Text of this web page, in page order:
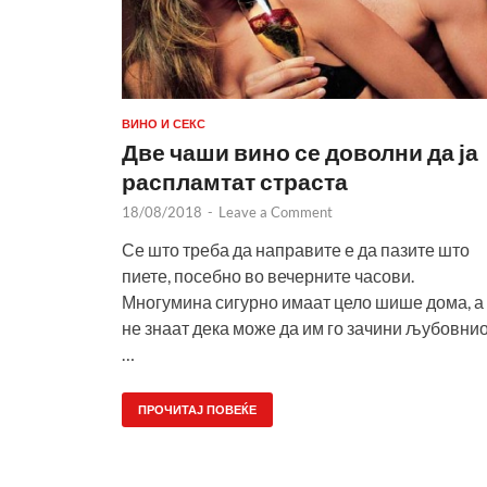
ВИНО И СЕКС
Две чаши вино се доволни да ја
распламтат страста
18/08/2018 - Leave a Comment
Се што треба да направите е да пазите што
пиете, посебно во вечерните часови.
Многумина сигурно имаат цело шише дома, а
не знаат дека може да им го зачини
ПРОЧИТАЈ ПОВЕЌЕ